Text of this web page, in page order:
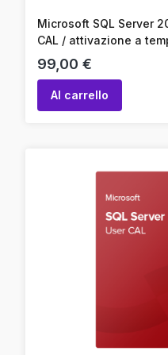
Microsoft SQL Server
CAL / attivazione a
attivazione online /
Prezzo
99,00 €
Al carrello